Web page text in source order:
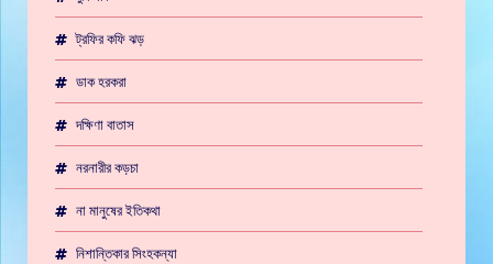
ট্রফির কফি ঝড়
ডাক হরকরা
দক্ষিণা বাতাস
নরনারীর কড়চা
না মানুষের ইতিকথা
নিশান্তিকার সিংহকন্যা